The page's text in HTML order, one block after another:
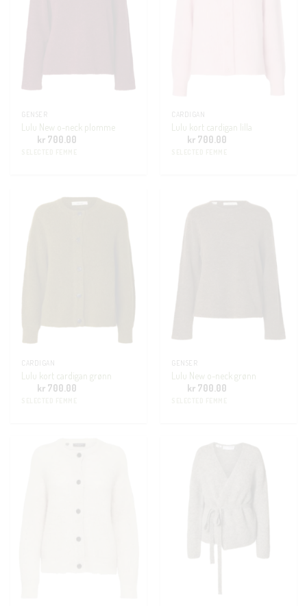
GENSER
Lulu New o-neck plomme
kr 700.00
CARDIGAN
Lulu kort cardigan lilla
kr 700.00
CARDIGAN
Lulu kort cardigan grønn
kr 700.00
GENSER
Lulu New o-neck grønn
kr 700.00